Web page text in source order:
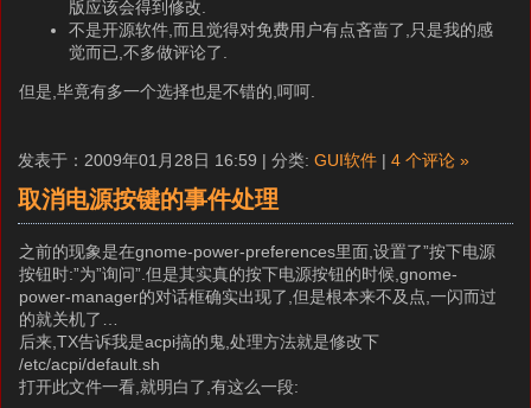
版应该会得到修改.
不是开源软件,而且觉得对免费用户有点吝啬了,只是我的感
觉而已,不多做评论了.
但是,毕竟有多一个选择也是不错的,呵呵.
发表于：2009年01月28日 16:59 | 分类: GUI软件 | 4 个评论 »
取消电源按键的事件处理
之前的现象是在gnome-power-preferences里面,设置了”按下电源
按钮时:”为”询问”.但是其实真的按下电源按钮的时候,gnome-
power-manager的对话框确实出现了,但是根本来不及点,一闪而过
的就关机了…
后来,TX告诉我是acpi搞的鬼,处理方法就是修改下
/etc/acpi/default.sh
打开此文件一看,就明白了,有这么一段: